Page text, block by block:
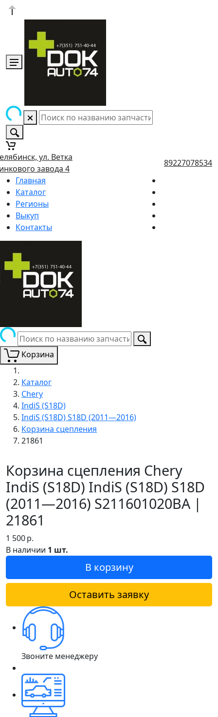
ул. Ветка
завода 4
89227078534
Главная
Каталог
Регионы
Выкуп
Контакты
Корзина
Каталог
Chery
IndiS (S18D)
IndiS (S18D) S18D (2011—2016)
Корзина сцепления
21861
Корзина сцепления Chery
IndiS (S18D) IndiS (S18D) S18D
(2011—2016) S211601020BA |
21861
1 500р.
В наличии 1 шт.
В корзину
Оставить заявку
Звоните менеджеру